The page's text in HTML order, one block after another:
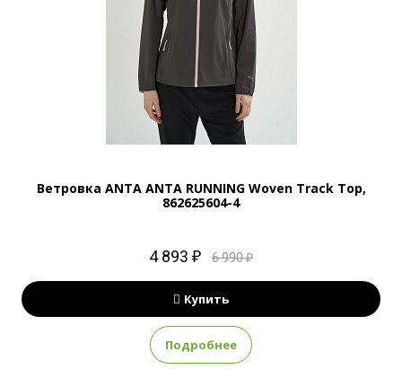
Ветровка ANTA ANTA RUNNING Woven Track Top,
862625604-4
4 893 ₽ 6 990 ₽
Купить
Подробнее